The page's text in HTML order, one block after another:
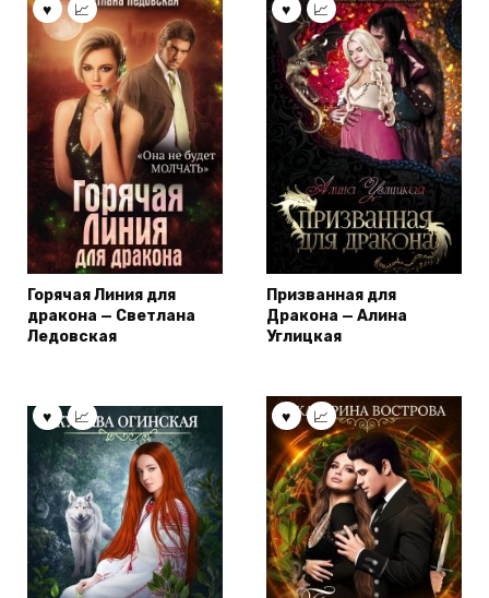
Горячая Линия для
дракона — Светлана
Ледовская
Призванная для
Дракона — Алина
Углицкая